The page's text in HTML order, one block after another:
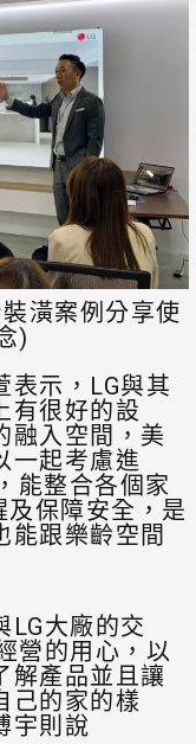
潢案例分享使
)
表示，LG與其
有很好的設
融入空間，美
一起考慮進
能整合各個家
保障安全，是
能跟樂齡空間
LG大廠的交
營的用心，以
解產品並且讓
己的家的樣
宇則說